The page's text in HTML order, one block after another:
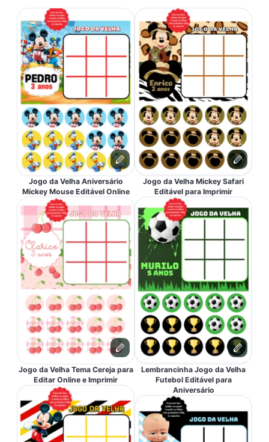
Jogo da Velha Aniversário
Mickey Mouse Editável Online
Jogo da Velha Tema Cereja para
Editar Online e Imprimir
Jogo da Velha Mickey Safari
Editável para Imprimir
Lembrancinha Jogo da Velha
Futebol Editável para
Aniversário